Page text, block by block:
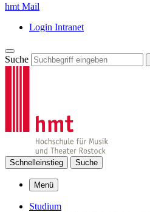
hmt Mail
Login Intranet
Suche
Schnelleinstieg Suche
Menü
Studium